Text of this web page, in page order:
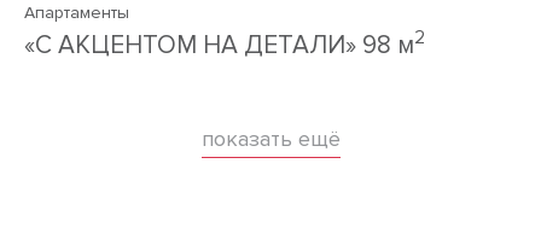
Апартаменты
«С АКЦЕНТОМ НА ДЕТАЛИ» 98 м2
показать ещё